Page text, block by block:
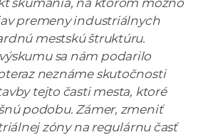
skúmania, na ktorom možno
premeny industriálnych
mestskú štruktúru.
sa nám podarilo
neznáme skutočnosti
tejto časti mesta, ktoré
podobu. Zámer, zmeniť
zóny na regulárnu časť